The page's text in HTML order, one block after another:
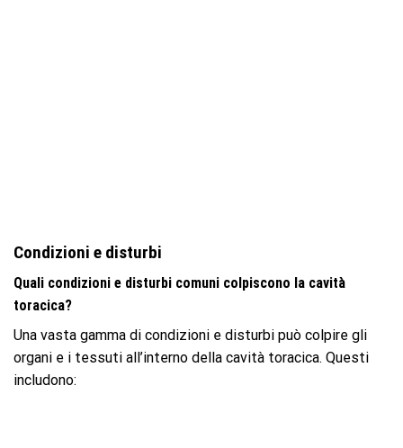
Condizioni e disturbi
Quali condizioni e disturbi comuni colpiscono la cavità
toracica?
Una vasta gamma di condizioni e disturbi può colpire gli
organi e i tessuti all’interno della cavità toracica. Questi
includono: